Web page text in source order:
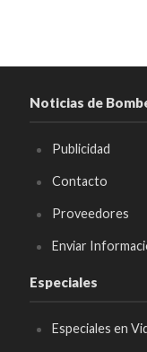
Noticias de
Publicidad
Contacto
Proveedores
Enviar
Especiales
Especiales en